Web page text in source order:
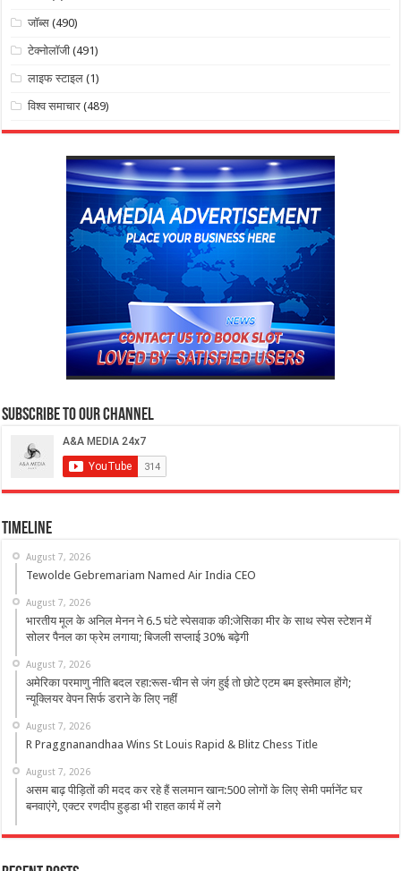
जॉब्स (490)
टेक्नोलॉजी (491)
लाइफ स्टाइल (1)
विश्व समाचार (489)
Subscribe to our Channel
Timeline
August 7, 2026
Tewolde Gebremariam Named Air India CEO
August 7, 2026
भारतीय मूल के अनिल मेनन ने 6.5 घंटे स्पेसवाक की:जेसिका मीर के साथ स्पेस स्टेशन में
सोलर पैनल का फ्रेम लगाया; बिजली सप्लाई 30% बढ़ेगी
August 7, 2026
अमेरिका परमाणु नीति बदल रहा:रूस-चीन से जंग हुई तो छोटे एटम बम इस्तेमाल होंगे;
न्यूक्लियर वेपन सिर्फ डराने के लिए नहीं
August 7, 2026
R Praggnanandhaa Wins St Louis Rapid & Blitz Chess Title
August 7, 2026
असम बाढ़ पीड़ितों की मदद कर रहे हैं सलमान खान:500 लोगों के लिए सेमी पर्मानेंट घर
बनवाएंगे, एक्टर रणदीप हुड्डा भी राहत कार्य में लगे